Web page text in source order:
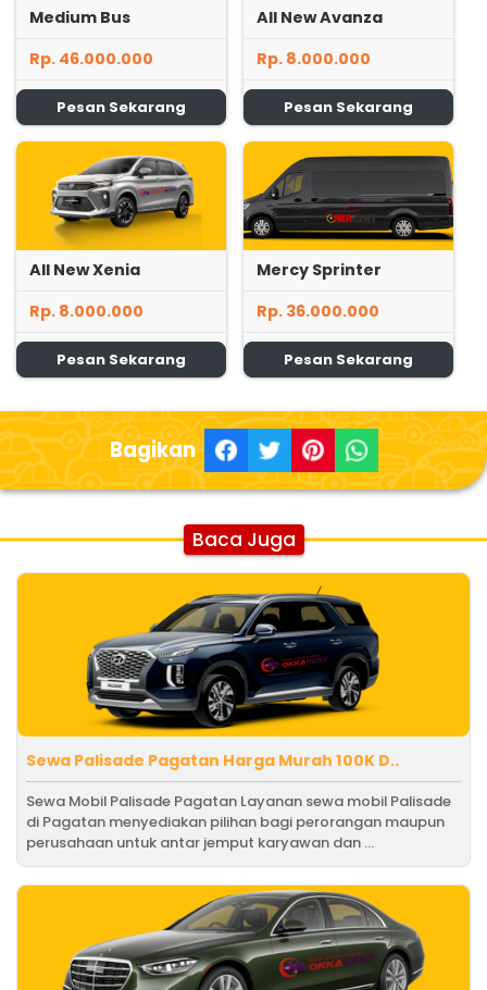
Medium Bus
Rp. 46.000.000
Pesan Sekarang
All New Avanza
Rp. 8.000.000
Pesan Sekarang
All New Xenia
Rp. 8.000.000
Pesan Sekarang
Mercy Sprinter
Rp. 36.000.000
Pesan Sekarang
Bagikan
Baca Juga
Sewa Palisade Pagatan Harga Murah 100K D..
Sewa Mobil Palisade Pagatan Layanan sewa mobil Palisade
di Pagatan menyediakan pilihan bagi perorangan maupun
perusahaan untuk antar jemput karyawan dan ...